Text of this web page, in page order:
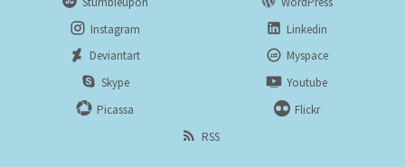
Instagram
Linkedin
Deviantart
Myspace
Skype
Youtube
Picassa
Flickr
RSS